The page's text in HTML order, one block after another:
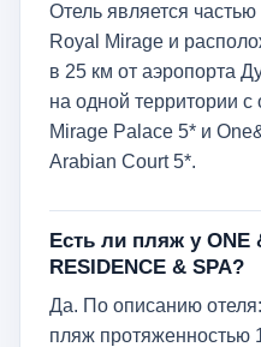
Отель является
Royal Mirage и
в 25 км от аэропорта
на одной территории с
Mirage Palace 5* и
Arabian Court 5*.
Есть ли пляж у ONE
RESIDENCE & SPA?
Да. По описанию
пляж протяженностью